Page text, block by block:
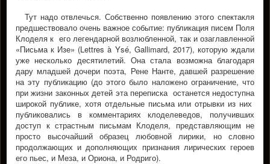
Тут надо отвлечься. Собственно появлению этого спектакля
предшествовало очень важное событие: публикация писем Поля
Клоделя к его легендарной возлюбленной, так и озаглавленной
«Письма к Изе» (Lettres à Ysé, Gallimard, 2017), которую ждали
уже несколько десятилетий. Она стала возможна благодаря
дару младшей дочери поэта, Рене Нанте, давшей разрешение
на эту публикацию (до этого было наложено ограничение, что
при жизни законных детей эта переписка останется недоступна
широкой публике, хотя отдельные письма или отрывки из них
публиковались в комментариях клоделеведов, получивших
доступ к страстным письмам Клоделя, представляющим не
просто высочайший образец любовной лирики, но словно
продолжающих и дополняющих признания лирических героев
его пьес, и Меза, и Ориона, и Родриго).